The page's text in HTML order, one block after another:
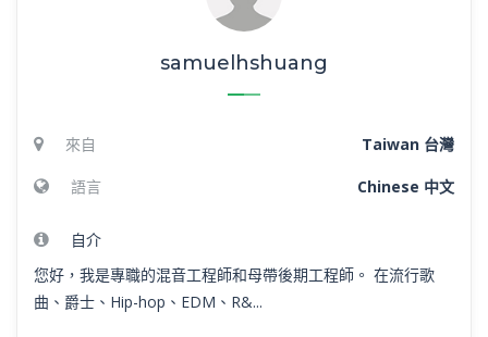
samuelhshuang
來自 Taiwan 台灣
語言 Chinese 中文
自介
您好，我是專職的混音工程師和母帶後期工程師。 在流行歌
曲、爵士、Hip-hop、EDM、R&...